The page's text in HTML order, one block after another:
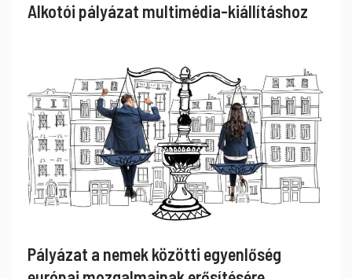
Alkotói pályázat multimédia-kiállításhoz
Pályázat a nemek közötti egyenlőség